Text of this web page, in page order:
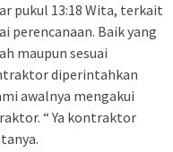
pukul 13:18 Wita, terkait
perencanaan. Baik yang
maupun sesuai
diperintahkan
awalnya mengakui
“ Ya kontraktor